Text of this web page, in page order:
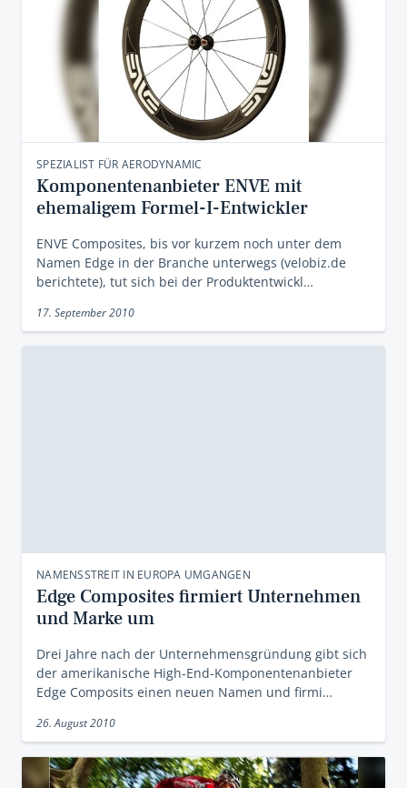
SPEZIALIST FÜR AERODYNAMIC
Komponentenanbieter ENVE mit
ehemaligem Formel-I-Entwickler
ENVE Composites, bis vor kurzem noch unter dem
Namen Edge in der Branche unterwegs (velobiz.de
berichtete), tut sich bei der Produktentwickl…
17. September 2010
NAMENSSTREIT IN EUROPA UMGANGEN
Edge Composites firmiert Unternehmen
und Marke um
Drei Jahre nach der Unternehmensgründung gibt sich
der amerikanische High-End-Komponentenanbieter
Edge Composits einen neuen Namen und firmi…
26. August 2010